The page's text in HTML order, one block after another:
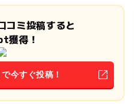
コミ投稿すると
獲得！
今すぐ投稿！